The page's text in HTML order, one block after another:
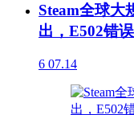
Steam全球大
出，E502错
6 07.14